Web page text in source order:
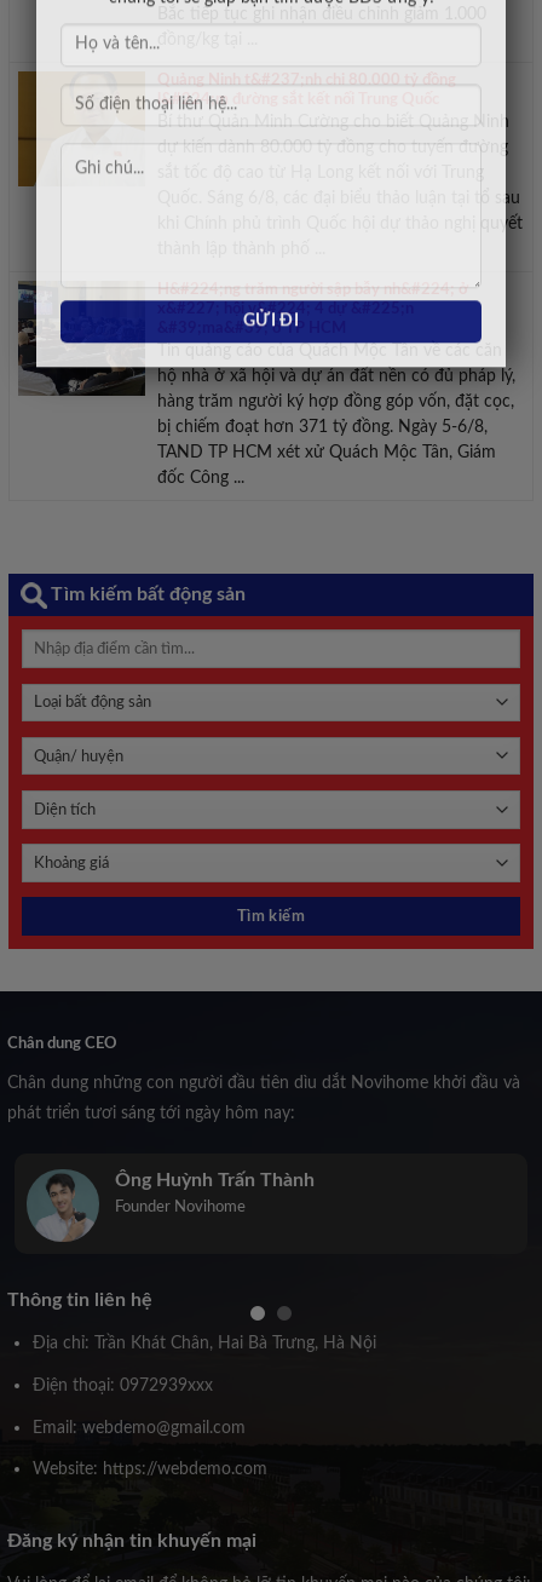
Quảng Ninh t&#237;nh chi 80.000 tỷ đồng
l&#224;m đường sắt kết nối Trung Quốc
Bí thư Quản Minh Cường cho biết Quảng Ninh
dự kiến dành 80.000 tỷ đồng cho tuyến đường
Quốc. Sáng 6/8, các đại biểu thảo luận tại tổ sau
khi Chính phủ trình Quốc hội dự thảo nghị quyết
H&#224;ng trăm người sập bẫy nh&#224; ở
x&#227; hội v&#224; 4 dự &#225;n
&#39;ma&#39; ở TP HCM
hộ nhà ở xã hội và dự án đất nền có đủ pháp lý,
hàng trăm người ký hợp đồng góp vốn, đặt cọc,
bị chiếm đoạt hơn 371 tỷ đồng. Ngày 5-6/8,
TAND TP HCM xét xử Quách Mộc Tân, Giám
đốc Công ...
Tìm kiếm bất động sản
Chân dung CEO
Chân dung những con người đầu tiên dìu dắt Novihome khởi đầu và
phát triển tươi sáng tới ngày hôm nay:
Ông Huỳnh Trấn Thành
Founder Novihome
Thông tin liên hệ
Địa chỉ: Trần Khát Chân, Hai Bà Trưng, Hà Nội
Điện thoại: 0972939xxx
Email: webdemo@gmail.com
Website: https://webdemo.com
Đăng ký nhận tin khuyến mại